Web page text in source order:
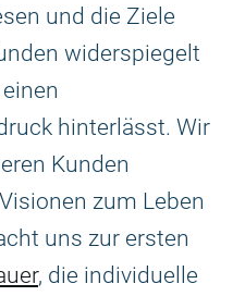
und die Ziele
widerspiegelt
hinterlässt. Wir
Kunden
zum Leben
uns zur ersten
, die individuelle